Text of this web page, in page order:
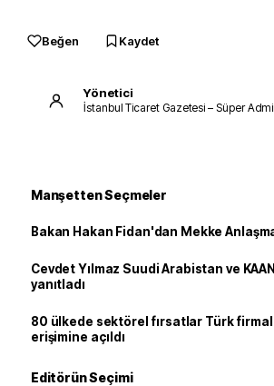
Beğen Kaydet
Yönetici
İstanbul Ticaret Gazetesi – Süper
Manşetten Seçmeler
Bakan Hakan Fidan'dan Mekke
Cevdet Yılmaz Suudi Arabistan ve
yanıtladı
80 ülkede sektörel fırsatlar Türk
erişimine açıldı
Editörün Seçimi